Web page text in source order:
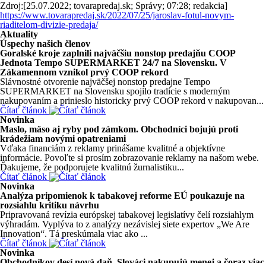
Zdroj:[25.07.2022; tovarapredaj.sk; Správy; 07:28; redakcia]
https://www.tovarapredaj.sk/2022/07/25/jaroslav-fotul-novym-
riaditelom-divizie-predaja/
Aktuality
Úspechy našich členov
Goralské kroje zaplnili najväčšiu nonstop predajňu COOP
Jednota Tempo SUPERMARKET 24/7 na Slovensku. V
Zákamennom vznikol prvý COOP rekord
Slávnostné otvorenie najväčšej nonstop predajne Tempo
SUPERMARKET na Slovensku spojilo tradície s moderným
nakupovaním a prinieslo historicky prvý COOP rekord v nakupovan...
Čítať článok
Novinka
Maslo, mäso aj ryby pod zámkom. Obchodníci bojujú proti
krádežiam novými opatreniami
Vďaka financiám z reklamy prinášame kvalitné a objektívne
informácie. Povoľte si prosím zobrazovanie reklamy na našom webe.
Ďakujeme, že podporujete kvalitnú žurnalistiku...
Čítať článok
Novinka
Analýza pripomienok k tabakovej reforme EÚ poukazuje na
rozsiahlu kritiku návrhu
Pripravovaná revízia európskej tabakovej legislatívy čelí rozsiahlym
výhradám. Vyplýva to z analýzy nezávislej siete expertov „We Are
Innovation“. Tá preskúmala viac ako ...
Čítať článok
Novinka